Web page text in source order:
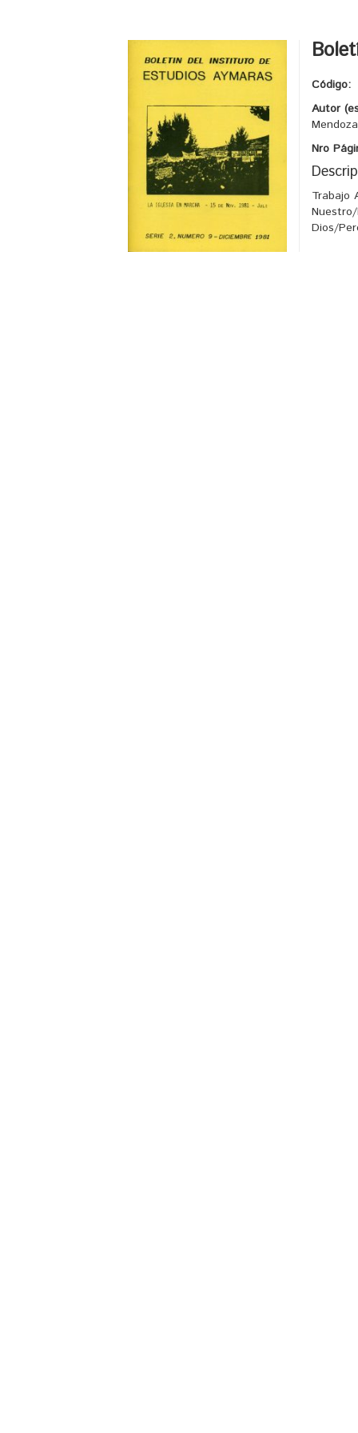
Código:
Autor
Nro
Trabajo
Dios/